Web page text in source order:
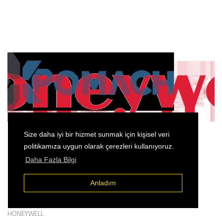
Size daha iyi bir hizmet sunmak için kişisel veri
politikamıza uygun olarak çerezleri kullanıyoruz.
Daha Fazla Bilgi
Anladım
Diğer(268)
HONEYWELL